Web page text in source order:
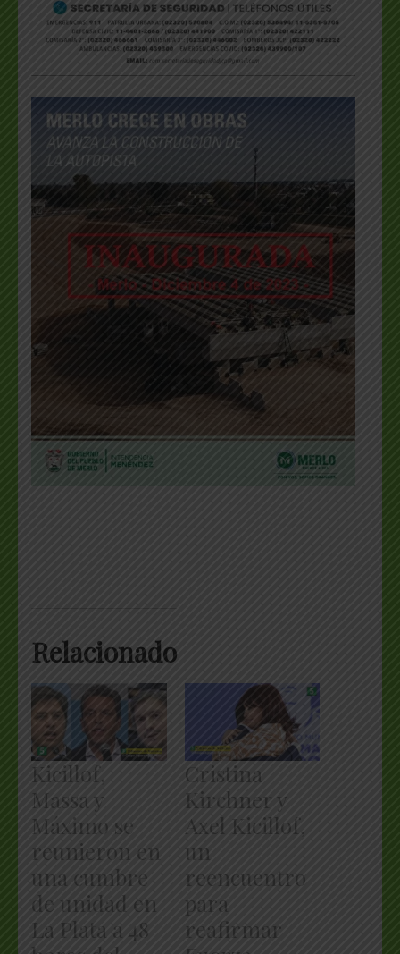
Relacionado
Kicillof,
Massa y
Máximo se
reunieron en
una cumbre
de unidad en
La Plata a 48
Cristina
Kirchner y
Axel Kicillof,
un
reencuentro
para
reafirmar